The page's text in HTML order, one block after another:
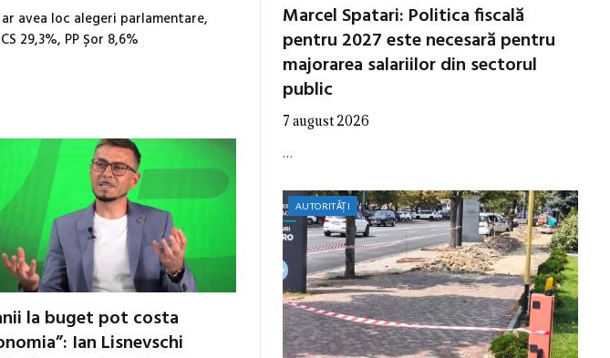
avea loc alegeri parlamentare,
29,3%, PP Șor 8,6%
la buget pot costa
Ian Lisnevschi
Marcel Spatari: Politica fiscală
pentru 2027 este necesară pentru
majorarea salariilor din sectorul
public
7 august 2026
…
AUTORITĂȚI